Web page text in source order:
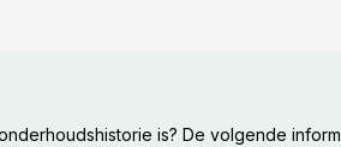
is? De volgende